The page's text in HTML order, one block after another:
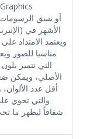
الأشهر في
ويعتمد الامتداد
مناسبا للصور
الأصلي، ويمكن
أقل عدد
والتي تحوي
شفافاً ليظهر ما